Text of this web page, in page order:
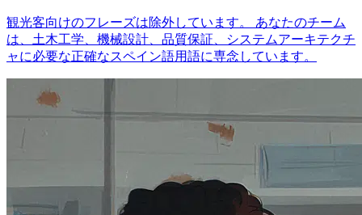
観光客向けのフレーズは除外しています。 あなたのチーム
は、土木工学、機械設計、品質保証、システムアーキテクチ
ャに必要な正確なスペイン語用語に専念しています。